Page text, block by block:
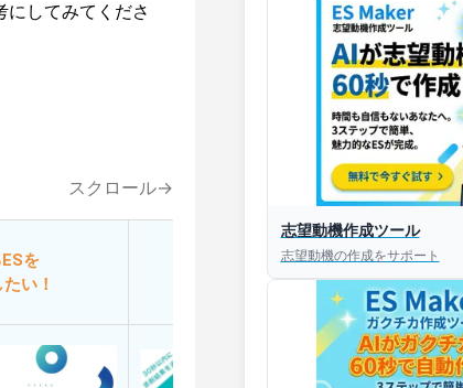
にしてみてくださ
スクロール→
を
い！
今すぐESを
添削してほしい！
志望動機作成ツール
志望動機の作成をサポート